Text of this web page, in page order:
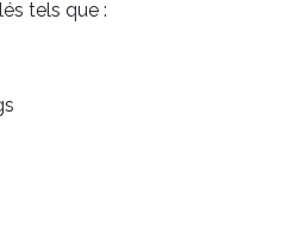
tels que :